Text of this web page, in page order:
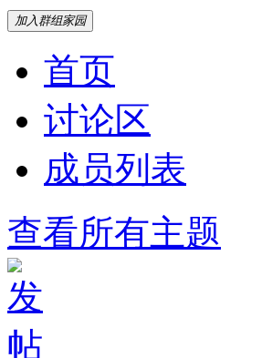
加入群组家园
首页
讨论区
成员列表
查看所有主题